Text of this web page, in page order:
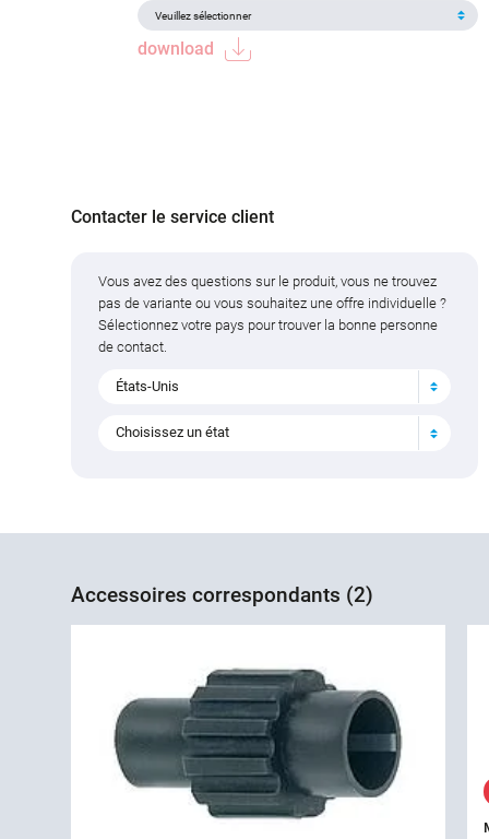
download
Contacter le service client
Vous avez des questions sur le produit, vous ne trouvez
pas de variante ou vous souhaitez une offre individuelle ?
Sélectionnez votre pays pour trouver la bonne personne
de contact.
États-Unis
Choisissez un état
Accessoires correspondants (2)